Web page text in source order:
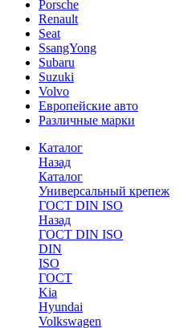
Porsche
Renault
Seat
SsangYong
Subaru
Suzuki
Volvo
Европейские авто
Различные марки
Каталог
Назад
Каталог
Универсальный крепеж
ГОСТ DIN ISO
Назад
ГОСТ DIN ISO
DIN
ISO
ГОСТ
Kia
Hyundai
Volkswagen